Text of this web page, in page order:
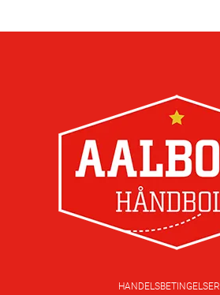
HANDELSBETINGELSER